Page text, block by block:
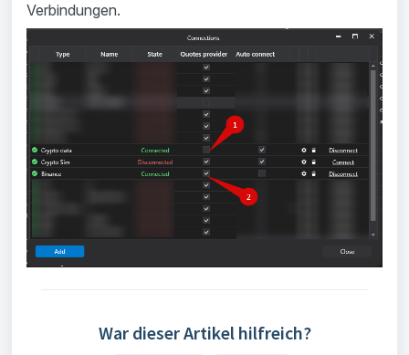
Verbindungen.
War dieser Artikel hilfreich?